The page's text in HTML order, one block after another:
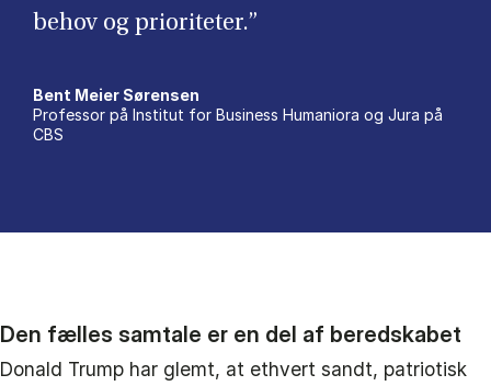
behov og prioriteter.”
Bent Meier Sørensen
Professor på Institut for Business Humaniora og Jura på
CBS
Den fælles samtale er en del af beredskabet
Donald Trump har glemt, at ethvert sandt, patriotisk